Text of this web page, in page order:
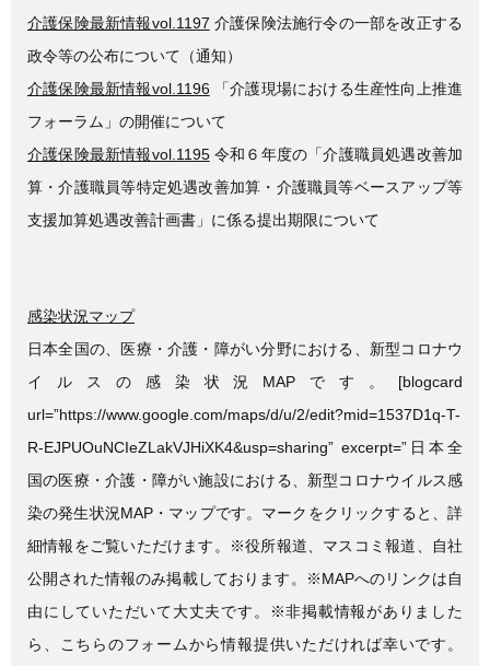
介護保険最新情報vol.1197 介護保険法施行令の一部を改正する
政令等の公布について（通知）
介護保険最新情報vol.1196 「介護現場における生産性向上推進
フォーラム」の開催について
介護保険最新情報vol.1195令和６年度の「介護職員処遇改善加
算・介護職員等特定処遇改善加算・介護職員等ベースアップ等
支援加算処遇改善計画書」に係る提出期限について
感染状況マップ
日本全国の、医療・介護・障がい分野における、新型コロナウ
イルスの感染状況MAPです。[blogcard
url=”https://www.google.com/maps/d/u/2/edit?mid=1537D1q-T-
R-EJPUOuNCIeZLakVJHiXK4&usp=sharing” excerpt=”日本全
国の医療・介護・障がい施設における、新型コロナウイルス感
染の発生状況MAP・マップです。マークをクリックすると、詳
細情報をご覧いただけます。※役所報道、マスコミ報道、自社
公開された情報のみ掲載しております。※MAPへのリンクは自
由にしていただいて大丈夫です。※非掲載情報がありました
ら、こちらのフォームから情報提供いただければ幸いです。